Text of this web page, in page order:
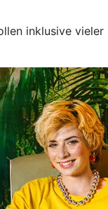
inklusive vieler